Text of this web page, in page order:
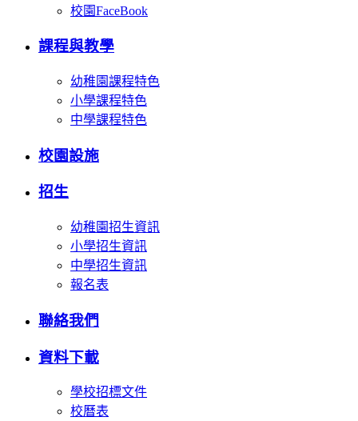
校園FaceBook
課程與教學
幼稚園課程特色
小學課程特色
中學課程特色
校園設施
招生
幼稚園招生資訊
小學招生資訊
中學招生資訊
報名表
聯絡我們
資料下載
學校招標文件
校曆表